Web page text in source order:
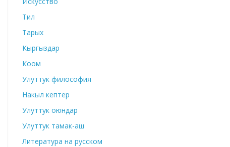
Тил
Тарых
Кыргыздар
Коом
Улуттук философия
Накыл кептер
Улуттук оюндар
Улуттук тамак-аш
Литература на русском